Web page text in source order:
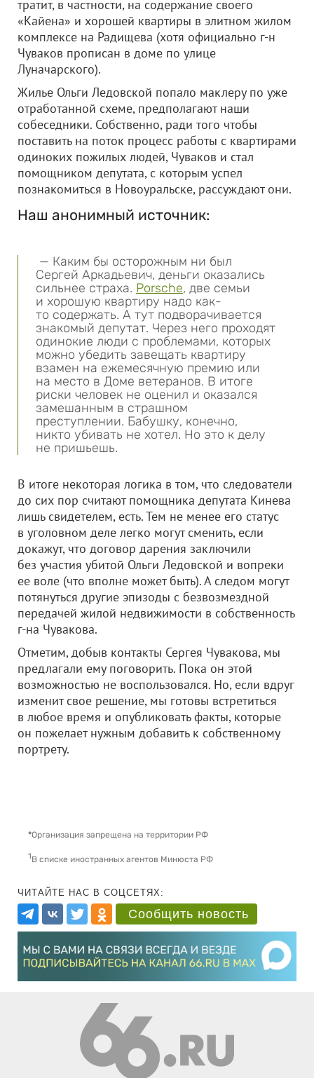
тратит, в частности, на содержание своего
«Кайена» и хорошей квартиры в элитном жилом
комплексе на Радищева (хотя официально г-н
Чуваков прописан в доме по улице
Луначарского).
Жилье Ольги Ледовской попало маклеру по уже
отработанной схеме, предполагают наши
собеседники. Собственно, ради того чтобы
поставить на поток процесс работы с квартирами
одиноких пожилых людей, Чуваков и стал
помощником депутата, с которым успел
познакомиться в Новоуральске, рассуждают они.
Наш анонимный источник:
— Каким бы осторожным ни был
Сергей Аркадьевич, деньги оказались
сильнее страха. Porsche, две семьи
и хорошую квартиру надо как-
то содержать. А тут подворачивается
знакомый депутат. Через него проходят
одинокие люди с проблемами, которых
можно убедить завещать квартиру
взамен на ежемесячную премию или
на место в Доме ветеранов. В итоге
риски человек не оценил и оказался
замешанным в страшном
преступлении. Бабушку, конечно,
никто убивать не хотел. Но это к делу
не пришьешь.
В итоге некоторая логика в том, что следователи
до сих пор считают помощника депутата Кинева
лишь свидетелем, есть. Тем не менее его статус
в уголовном деле легко могут сменить, если
докажут, что договор дарения заключили
без участия убитой Ольги Ледовской и вопреки
ее воле (что вполне может быть). А следом могут
потянуться другие эпизоды с безвозмездной
передачей жилой недвижимости в собственность
г-на Чувакова.
Отметим, добыв контакты Сергея Чувакова, мы
предлагали ему поговорить. Пока он этой
возможностью не воспользовался. Но, если вдруг
изменит свое решение, мы готовы встретиться
в любое время и опубликовать факты, которые
он пожелает нужным добавить к собственному
портрету.
*Организация запрещена на территории РФ
1В списке иностранных агентов Минюста РФ
ЧИТАЙТЕ НАС В СОЦСЕТЯХ:
Сообщить новость